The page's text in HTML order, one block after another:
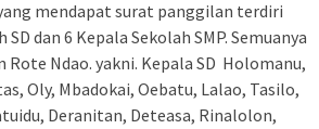
mendapat surat panggilan terdiri
dan 6 Kepala Sekolah SMP. Semuanya
Rote Ndao. yakni. Kepala SD Holomanu,
Oly, Mbadokai, Oebatu, Lalao, Tasilo,
Deranitan, Deteasa, Rinalolon,